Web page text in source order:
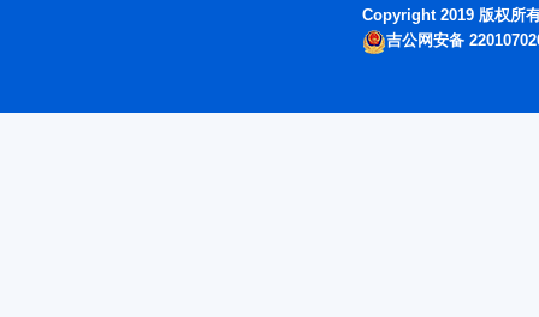
Copyright 2019 版权所
吉公网安备